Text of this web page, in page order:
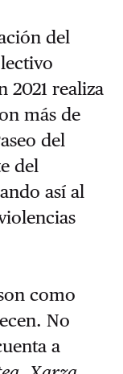
del
2021 realiza
más de
del
del
así al
como
No
a